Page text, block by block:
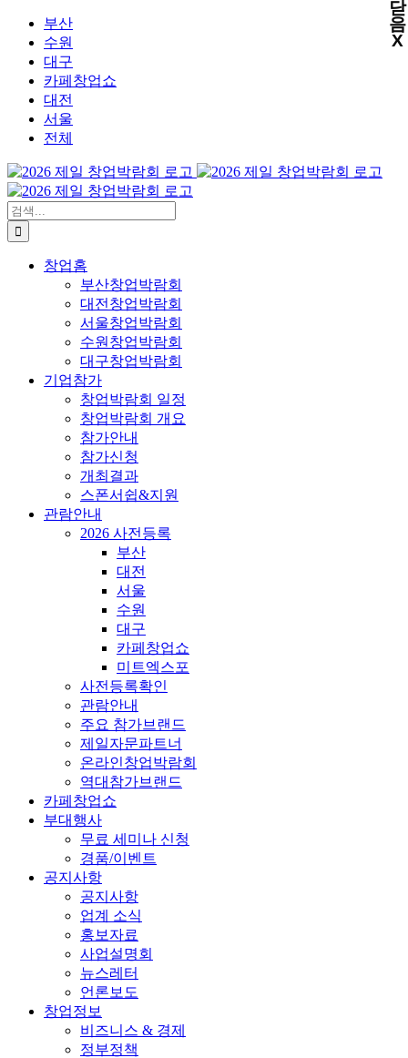
부산
수원
대구
카페창업쇼
대전
서울
전체
검
색:
창업홈
부산창업박람회
대전창업박람회
서울창업박람회
수원창업박람회
대구창업박람회
기업참가
창업박람회 일정
창업박람회 개요
참가안내
참가신청
개최결과
스폰서쉽&지원
관람안내
2026 사전등록
부산
대전
서울
수원
대구
카페창업쇼
미트엑스포
사전등록확인
관람안내
주요 참가브랜드
제일자문파트너
온라인창업박람회
역대참가브랜드
카페창업쇼
부대행사
무료 세미나 신청
경품/이벤트
공지사항
공지사항
업계 소식
홍보자료
사업설명회
뉴스레터
언론보도
창업정보
비즈니스 & 경제
정부정책
X
X
X
X
닫
음
X